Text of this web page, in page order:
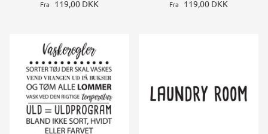
Fra 119,00 DKK Fra 119,00 DKK